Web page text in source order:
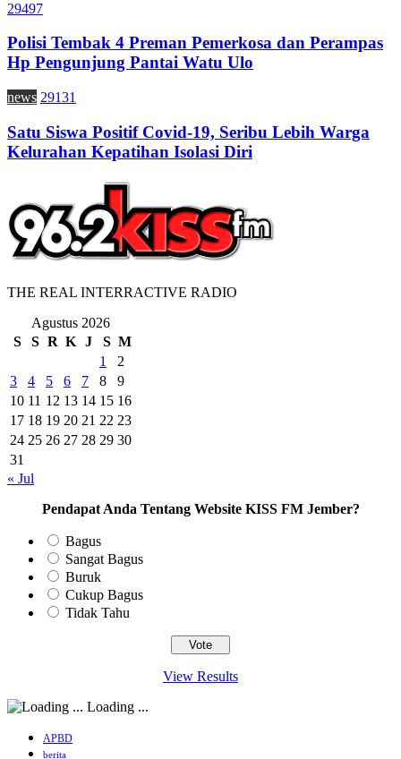
29497
Polisi Tembak 4 Preman Pemerkosa dan Perampas
Hp Pengunjung Pantai Watu Ulo
news 29131
Satu Siswa Positif Covid-19, Seribu Lebih Warga
Kelurahan Kepatihan Isolasi Diri
THE REAL INTERRACTIVE RADIO
Agustus 2026
S
S R K J S M
1
2
3
4 5 6 7 8
9
10 11 12 13 14 15 16
17 18 19 20 21 22 23
24 25 26 27 28 29 30
31
« Jul
Pendapat Anda Tentang Website KISS FM Jember?
Bagus
Sangat Bagus
Buruk
Cukup Bagus
Tidak Tahu
View Results
Loading ...
APBD
berita